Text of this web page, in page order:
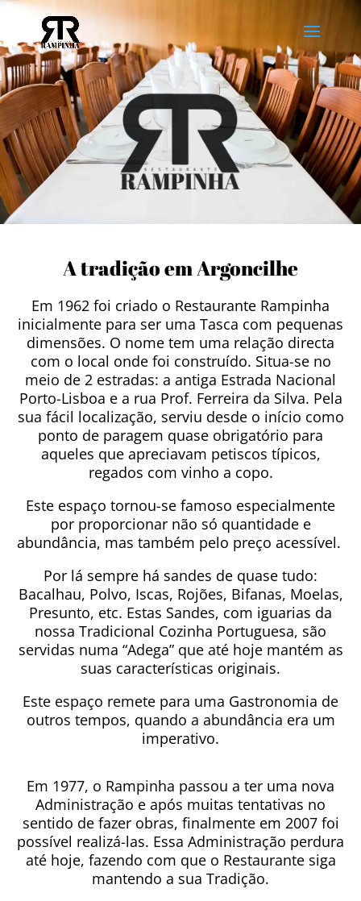
A tradição em Argoncilhe
Em 1962 foi criado o Restaurante Rampinha
inicialmente para ser uma Tasca com pequenas
dimensões. O nome tem uma relação directa
com o local onde foi construído. Situa-se no
meio de 2 estradas: a antiga Estrada Nacional
Porto-Lisboa e a rua Prof. Ferreira da Silva. Pela
sua fácil localização, serviu desde o início como
ponto de paragem quase obrigatório para
aqueles que apreciavam petiscos típicos,
regados com vinho a copo.
Este espaço tornou-se famoso especialmente
por proporcionar não só quantidade e
abundância, mas também pelo preço acessível.
Por lá sempre há sandes de quase tudo:
Bacalhau, Polvo, Iscas, Rojões, Bifanas, Moelas,
Presunto, etc. Estas Sandes, com iguarias da
nossa Tradicional Cozinha Portuguesa, são
servidas numa “Adega” que até hoje mantém as
suas características originais.
Este espaço remete para uma Gastronomia de
outros tempos, quando a abundância era um
imperativo.
Em 1977, o Rampinha passou a ter uma nova
Administração e após muitas tentativas no
sentido de fazer obras, finalmente em 2007 foi
possível realizá-las. Essa Administração perdura
até hoje, fazendo com que o Restaurante siga
mantendo a sua Tradição.